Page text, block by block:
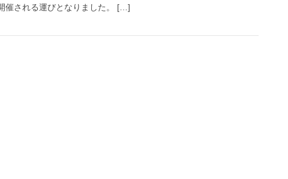
催される運びとなりました。 […]